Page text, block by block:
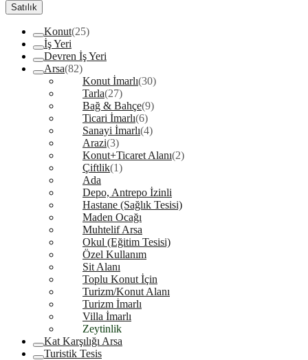
Satılık
Konut(25)
İş Yeri
Devren İş Yeri
Arsa(82)
Konut İmarlı(30)
Tarla(27)
Bağ & Bahçe(9)
Ticari İmarlı(6)
Sanayi İmarlı(4)
Arazi(3)
Konut+Ticaret Alanı(2)
Çiftlik(1)
Ada
Depo, Antrepo İzinli
Hastane (Sağlık Tesisi)
Maden Ocağı
Muhtelif Arsa
Okul (Eğitim Tesisi)
Özel Kullanım
Sit Alanı
Toplu Konut İçin
Turizm/Konut Alanı
Turizm İmarlı
Villa İmarlı
Zeytinlik
Kat Karşılığı Arsa
Turistik Tesis